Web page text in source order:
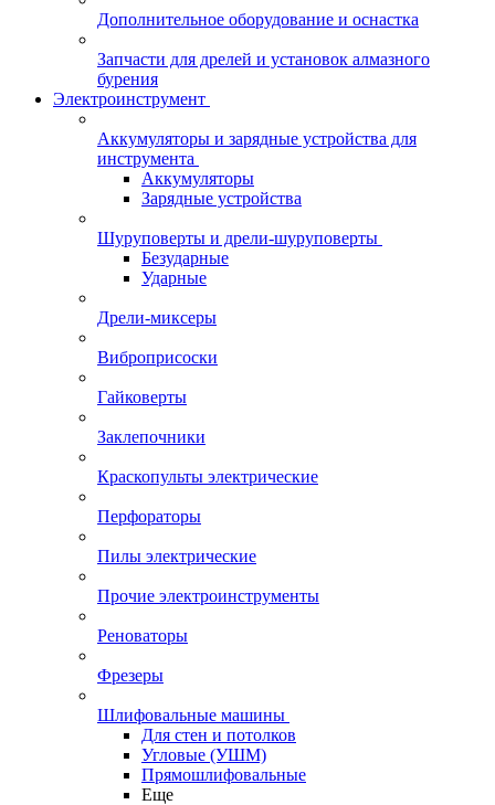
Дополнительное оборудование и оснастка
Запчасти для дрелей и установок алмазного
бурения
Электроинструмент
Аккумуляторы и зарядные устройства для
инструмента
Аккумуляторы
Зарядные устройства
Шуруповерты и дрели-шуруповерты
Безударные
Ударные
Дрели-миксеры
Виброприсоски
Гайковерты
Заклепочники
Краскопульты электрические
Перфораторы
Пилы электрические
Прочие электроинструменты
Реноваторы
Фрезеры
Шлифовальные машины
Для стен и потолков
Угловые (УШМ)
Прямошлифовальные
Еще